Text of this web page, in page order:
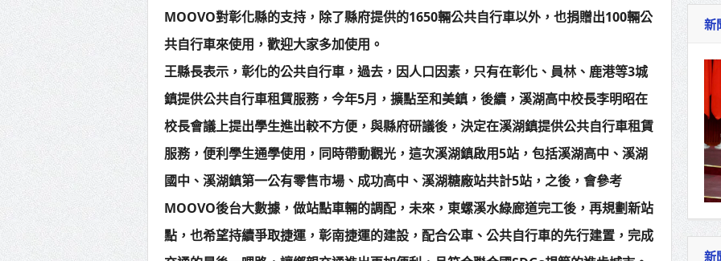
MOOVO對彰化縣的支持，除了縣府提供的1650輛公共自行車以外，也捐贈出100輛公
共自行車來使用，歡迎大家多加使用。
王縣長表示，彰化的公共自行車，過去，因人口因素，只有在彰化、員林、鹿港等3城
鎮提供公共自行車租賃服務，今年5月，擴點至和美鎮，後續，溪湖高中校長李明昭在
校長會議上提出學生進出較不方便，與縣府研議後，決定在溪湖鎮提供公共自行車租賃
服務，便利學生通學使用，同時帶動觀光，這次溪湖鎮啟用5站，包括溪湖高中、溪湖
國中、溪湖鎮第一公有零售市場、成功高中、溪湖糖廠站共計5站，之後，會參考
MOOVO後台大數據，做站點車輛的調配，未來，東螺溪水綠廊道完工後，再規劃新站
點，也希望持續爭取捷運，彰南捷運的建設，配合公車、公共自行車的先行建置，完成
新
新